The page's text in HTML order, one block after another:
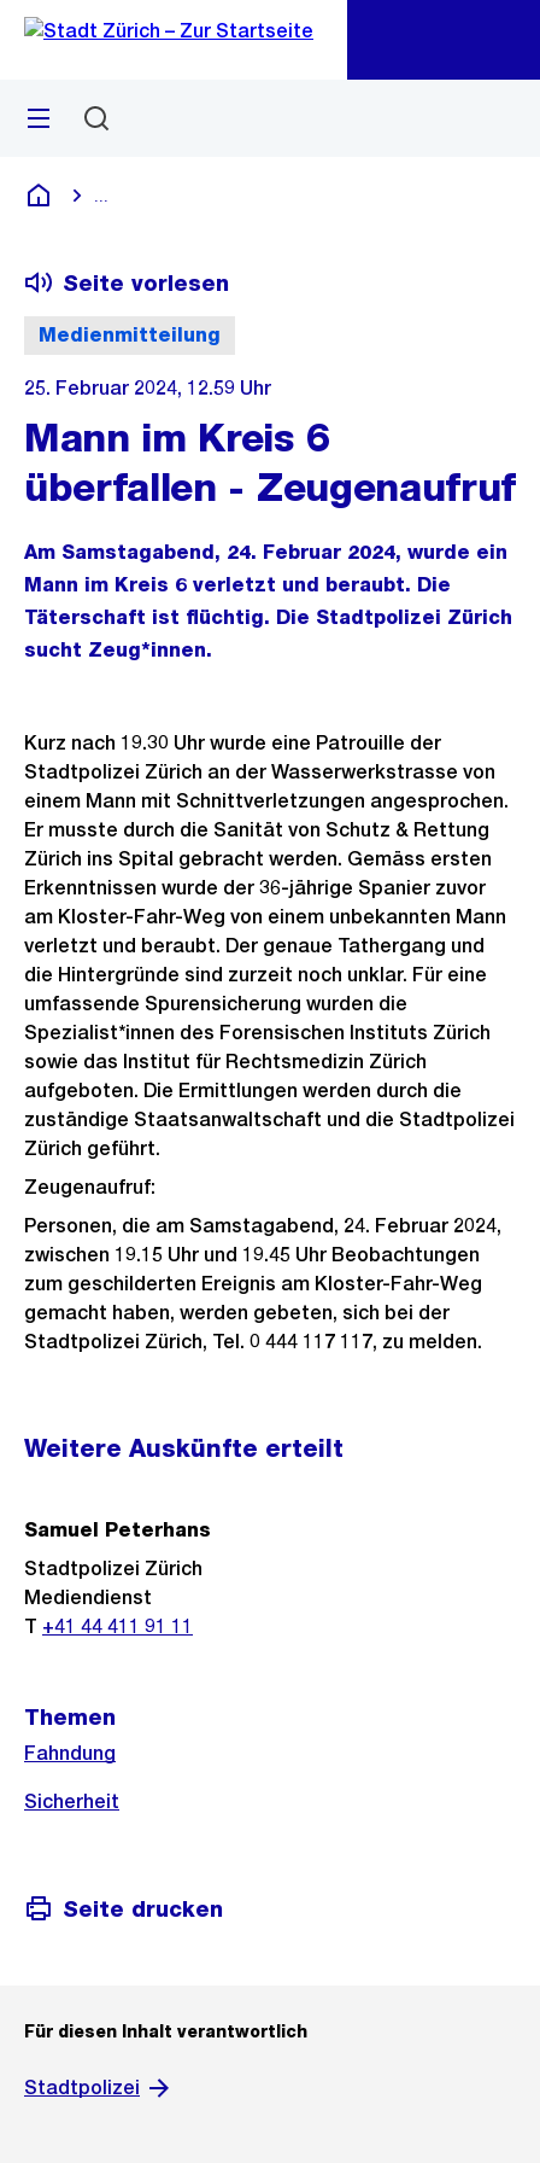
Navigation
Sprunglink
Menü
Deutsch
Medienmitteilung
Seite vorlesen
25. Februar 2024, 12.59 Uhr
Mann im Kreis 6
überfallen - Zeugenaufruf
Am Samstagabend, 24. Februar 2024, wurde ein
Mann im Kreis 6 verletzt und beraubt. Die
Täterschaft ist flüchtig. Die Stadtpolizei Zürich
sucht Zeug*innen.
Kurz nach 19.30 Uhr wurde eine Patrouille der
Stadtpolizei Zürich an der Wasserwerkstrasse von
einem Mann mit Schnittverletzungen angesprochen.
Er musste durch die Sanität von Schutz & Rettung
Zürich ins Spital gebracht werden. Gemäss ersten
Erkenntnissen wurde der 36-jährige Spanier zuvor
am Kloster-Fahr-Weg von einem unbekannten Mann
verletzt und beraubt. Der genaue Tathergang und
die Hintergründe sind zurzeit noch unklar. Für eine
umfassende Spurensicherung wurden die
Spezialist*innen des Forensischen Instituts Zürich
sowie das Institut für Rechtsmedizin Zürich
aufgeboten. Die Ermittlungen werden durch die
zuständige Staatsanwaltschaft und die Stadtpolizei
Zürich geführt.
Zeugenaufruf:
Personen, die am Samstagabend, 24. Februar 2024,
zwischen 19.15 Uhr und 19.45 Uhr Beobachtungen
zum geschilderten Ereignis am Kloster-Fahr-Weg
gemacht haben, werden gebeten, sich bei der
Stadtpolizei Zürich, Tel. 0 444 117 117, zu melden.
Weitere
Informationen
Weitere Auskünfte erteilt
Samuel Peterhans
Stadtpolizei Zürich
Mediendienst
T +41 44 411 91 11
Themen
Fahndung
Sicherheit
Seite drucken
Für diesen Inhalt verantwortlich
Stadtpolizei